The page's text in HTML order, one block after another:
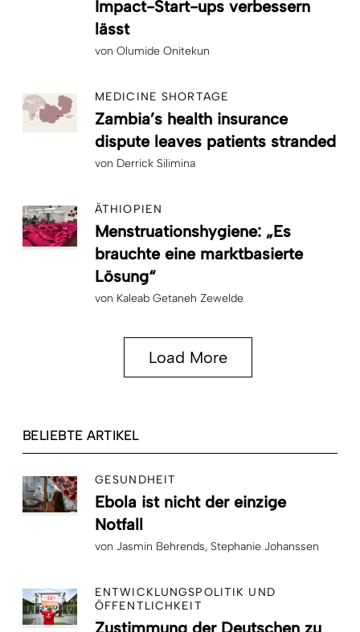
Impact-Start-ups verbessern
lässt
von Olumide Onitekun
MEDICINE SHORTAGE
Zambia’s health insurance
dispute leaves patients stranded
von Derrick Silimina
ÄTHIOPIEN
Menstruationshygiene: „Es
brauchte eine marktbasierte
Lösung“
von Kaleab Getaneh Zewelde
Load More
BELIEBTE ARTIKEL
GESUNDHEIT
Ebola ist nicht der einzige
Notfall
von Jasmin Behrends Stephanie Johanssen
ENTWICKLUNGSPOLITIK UND
ÖFFENTLICHKEIT
Zustimmung der Deutschen zu